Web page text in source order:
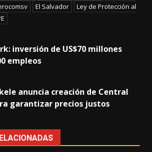
El Salvador
Ley de Protección al
inversión de US$70 millones
empleos
anuncia creación de Central
garantizar precios justos